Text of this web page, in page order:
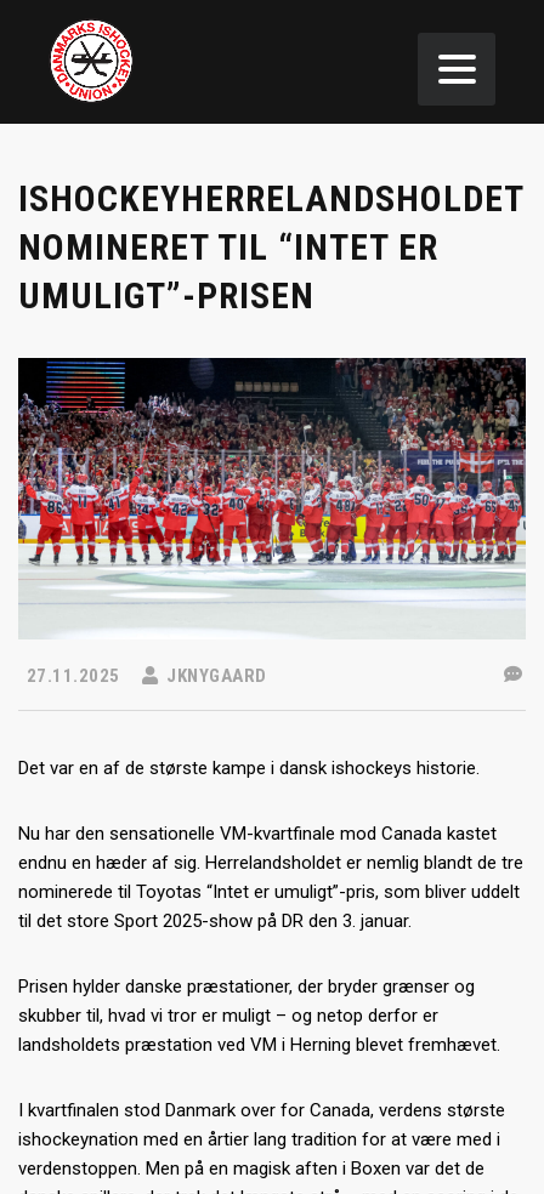
ISHOCKEYHERRELANDSHOLDET
NOMINERET TIL “INTET ER
UMULIGT”-PRISEN
27.11.2025 JKNYGAARD
Det var en af de største kampe i dansk ishockeys historie.
Nu har den sensationelle VM-kvartfinale mod Canada kastet
endnu en hæder af sig. Herrelandsholdet er nemlig blandt de tre
nominerede til Toyotas “Intet er umuligt”-pris, som bliver uddelt
til det store Sport 2025-show på DR den 3. januar.
Prisen hylder danske præstationer, der bryder grænser og
skubber til, hvad vi tror er muligt – og netop derfor er
landsholdets præstation ved VM i Herning blevet fremhævet.
I kvartfinalen stod Danmark over for Canada, verdens største
ishockeynation med en årtier lang tradition for at være med i
verdenstoppen. Men på en magisk aften i Boxen var det de